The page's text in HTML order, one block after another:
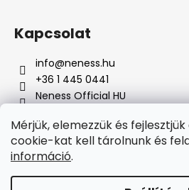
Mérjük, elemezzük és
cookie-kat kell tárolnunk és
információ.
Kapcsolat
info@neness.hu
+36 1 445 0441
Neness Official HU
Á
u